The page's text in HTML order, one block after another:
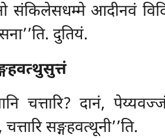
संकिलेसधम्मे आदीनवं
दुतियं.
चत्तारि? दानं,
सङ्गहवत्थूनी’’ति.